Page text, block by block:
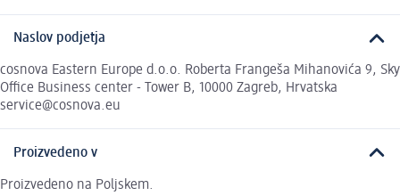
Naslov podjetja
cosnova Eastern Europe d.o.o. Roberta Frangeša Mihanovića 9, Sky
Office Business center - Tower B, 10000 Zagreb, Hrvatska
service@cosnova.eu
Proizvedeno v
Proizvedeno na Poljskem.